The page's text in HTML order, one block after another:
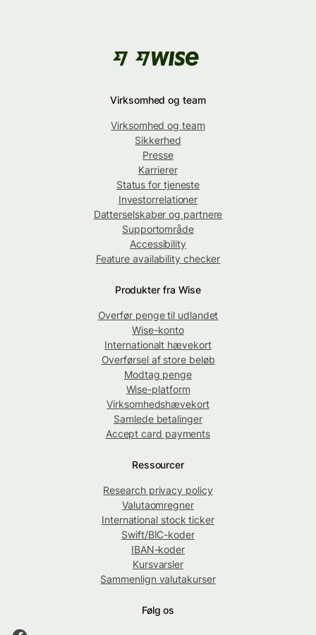
Virksomhed og team
Virksomhed og team
Sikkerhed
Presse
Karrierer
Status for tjeneste
Investorrelationer
Datterselskaber og partnere
Supportområde
Accessibility
Feature availability checker
Produkter fra Wise
Overfør penge til udlandet
Wise-konto
Internationalt hævekort
Overførsel af store beløb
Modtag penge
Wise-platform
Virksomhedshævekort
Samlede betalinger
Accept card payments
Ressourcer
Research privacy policy
Valutaomregner
International stock ticker
Swift/BIC-koder
IBAN-koder
Kursvarsler
Sammenlign valutakurser
Følg os